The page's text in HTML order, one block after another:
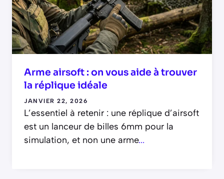
Arme airsoft : on vous aide à trouver
la réplique idéale
JANVIER 22, 2026
L’essentiel à retenir : une réplique d’airsoft
est un lanceur de billes 6mm pour la
simulation, et non une arme...